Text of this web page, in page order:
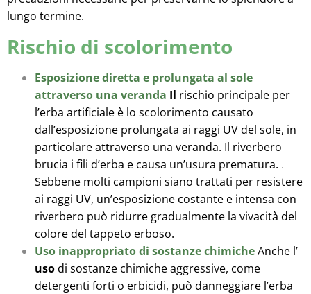
lungo termine.
Rischio di scolorimento
Esposizione diretta e prolungata al sole
attraverso una veranda Il rischio principale per
l’erba artificiale è lo scolorimento causato
dall’esposizione prolungata ai raggi UV del sole, in
particolare attraverso una veranda. Il riverbero
brucia i fili d’erba e causa un’usura prematura. .
Sebbene molti campioni siano trattati per resistere
ai raggi UV, un’esposizione costante e intensa con
riverbero può ridurre gradualmente la vivacità del
colore del tappeto erboso.
Uso inappropriato di sostanze chimicheAnche l’
usodi sostanze chimiche aggressive, come
detergenti forti o erbicidi, può danneggiare l’erba